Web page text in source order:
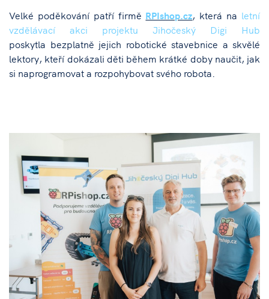
Velké poděkování patří firmě RPIshop.cz, která na letní
vzdělávací akci projektu Jihočeský Digi Hub
poskytla bezplatně jejich robotické stavebnice a skvělé
lektory, kteří dokázali děti během krátké doby naučit, jak
si naprogramovat a rozpohybovat svého robota.